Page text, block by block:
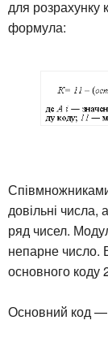
для розрахунку
формула:
довільні числа,
ряд чисел.
непарне число.
основного
Основний код